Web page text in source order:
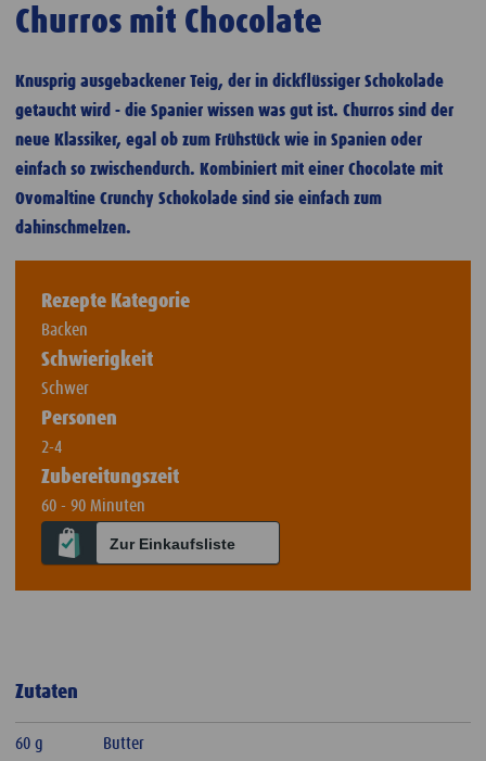
Churros mit Chocolate
Knusprig ausgebackener Teig, der in dickflüssiger Schokolade
getaucht wird - die Spanier wissen was gut ist. Churros sind der
neue Klassiker, egal ob zum Frühstück wie in Spanien oder
einfach so zwischendurch. Kombiniert mit einer Chocolate mit
Ovomaltine Crunchy Schokolade sind sie einfach zum
dahinschmelzen.
Rezepte Kategorie
Backen
Schwierigkeit
Schwer
Personen
2-4
Zubereitungszeit
60 - 90 Minuten
Zur Einkaufsliste
Zutaten
60 g Butter